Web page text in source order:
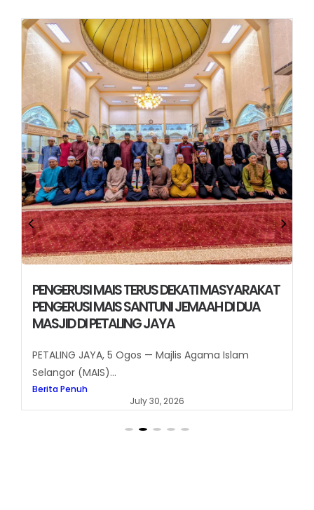
PENGERUSI MAIS TERUS DEKATI MASYARAKAT
PENGERUSI MAIS SANTUNI JEMAAH DI DUA
MASJID DI PETALING JAYA
PETALING JAYA, 5 Ogos — Majlis Agama Islam
Selangor (MAIS)...
Berita Penuh
July 30, 2026